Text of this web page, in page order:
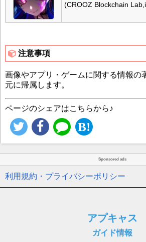
(CROOZ Blockchain
注意事項
画像やアプリ・ゲームに関する情報の
元に帰属します。
ページのシェアはこちらから♪
Sponsored ads
利用規約・プライバシーポリシー
アプキャス
ガイド情報